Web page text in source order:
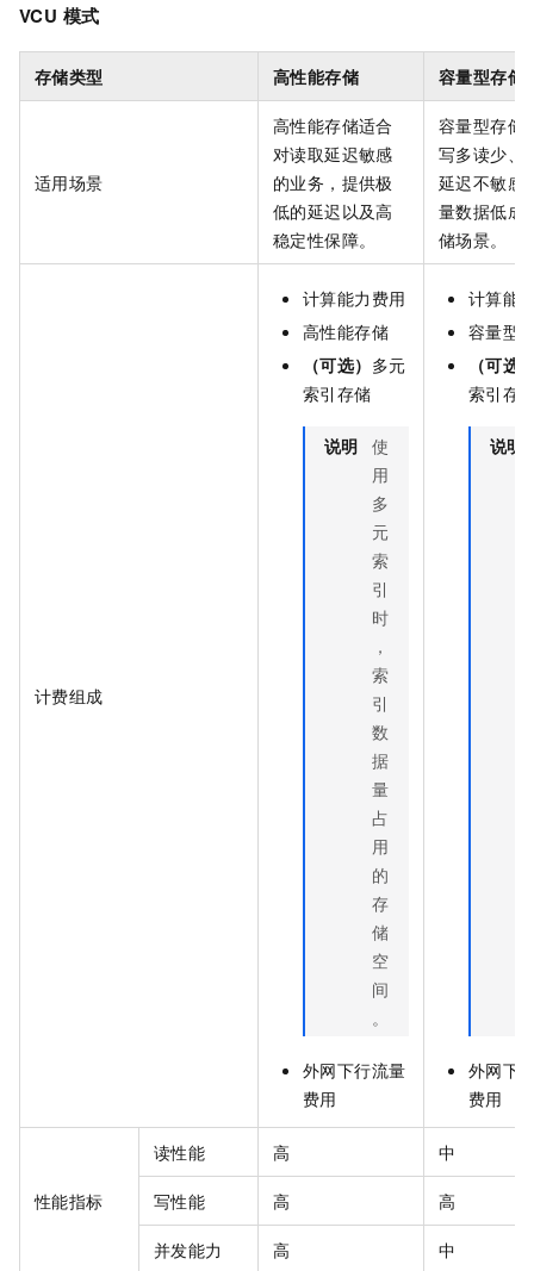
VCU 模式
存储类型 高性能存储 容量型存储
适用场景
高性能存储适合
对读取延迟敏感
的业务，提供极
低的延迟以及高
稳定性保障。
容量型存储
写多读少、
延迟不敏感
量数据低成
储场景。
计费组成
计算能力费用
高性能存储
（可选） 多元
索引存储
说明 使
用
多
元
索
引
时
，
索
引
数
据
量
占
用
的
存
储
空
间
。
外网下行流量
费用
计算能
容量型
（可选
索引存
说明
外网下
费用
性能指标
读性能 高 中
写性能 高 高
并发能力 高 中